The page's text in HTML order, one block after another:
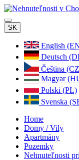
SK
English
Deutsch
Čeština
Magyar
Polski (PL)
Svenska
Home
Domy / Vily
Apartmány
Pozemky
Nehnuteľnosti